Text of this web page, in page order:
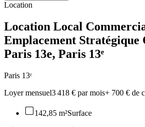
Location
Location Local
Emplacement Stratégique
Paris 13e, Paris 13ᵉ
Paris 13ᵉ
Loyer mensuel3 418 € par mois+ 700 € de
142,85 m²Surface